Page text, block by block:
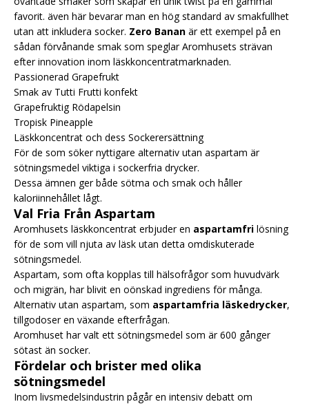
favorit. även här bevarar man en hög standard av smakfullhet
utan att inkludera socker. Zero Banan är ett exempel på en
sådan förvånande smak som speglar Aromhusets strävan
efter innovation inom läskkoncentratmarknaden.
Passionerad Grapefrukt
Smak av Tutti Frutti konfekt
Grapefruktig Rödapelsin
Tropisk Pineapple
Läskkoncentrat och dess Sockerersättning
För de som söker nyttigare alternativ utan aspartam är
sötningsmedel viktiga i sockerfria drycker.
Dessa ämnen ger både sötma och smak och håller
kaloriinnehållet lågt.
Val Fria Från Aspartam
Aromhusets läskkoncentrat erbjuder en aspartamfri lösning
för de som vill njuta av läsk utan detta omdiskuterade
sötningsmedel.
Aspartam, som ofta kopplas till hälsofrågor som huvudvärk
och migrän, har blivit en oönskad ingrediens för många.
Alternativ utan aspartam, som aspartamfria läskedrycker,
tillgodoser en växande efterfrågan.
Aromhuset har valt ett sötningsmedel som är 600 gånger
sötast än socker.
Fördelar och brister med olika
sötningsmedel
Inom livsmedelsindustrin pågår en intensiv debatt om